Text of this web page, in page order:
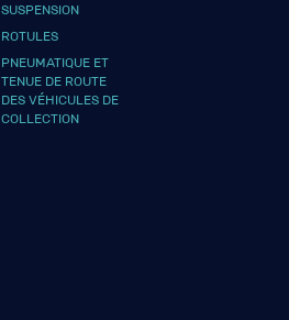
SUSPENSION
ROTULES
PNEUMATIQUE ET
TENUE DE ROUTE
DES VÉHICULES DE
COLLECTION